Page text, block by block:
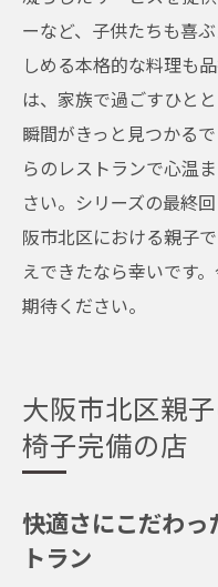
子供連れに嬉しい
ストラン
ベビーカーで
のバリアフリ
大阪市北区
ストラン
親子で訪れ
ーの進んだお店
子供連れでも
バリアフリー店
アフリー施設
栄養バランスメニ
ーなど、子供たちも喜
しめる本格的な料理も
は、家族で過ごすひと
瞬間がきっと見つかる
らのレストランで心温
さい。シリーズの最終
阪市北区における親子
えできたなら幸いです
期待ください。
大阪市北区親
椅子完備の店
快適さにこだわっ
トラン